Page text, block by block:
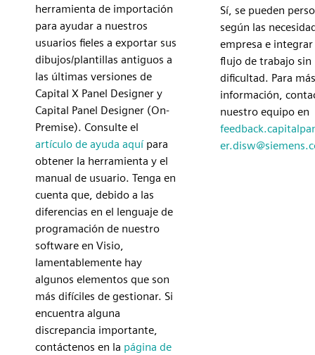
herramienta de importación
para ayudar a nuestros
usuarios fieles a exportar sus
dibujos/plantillas antiguos a
las últimas versiones de
Capital X Panel Designer y
Capital Panel Designer (On-
Premise). Consulte el
artículo de ayuda aquípara
obtener la herramienta y el
manual de usuario. Tenga en
cuenta que, debido a las
diferencias en el lenguaje de
programación de nuestro
software en Visio,
lamentablemente hay
algunos elementos que son
más difíciles de gestionar. Si
encuentra alguna
discrepancia importante,
contáctenos en la página de
Sí, se pueden
según las
empresa e integrar
flujo de trabajo sin
dificultad. Para más
información,
nuestro equipo en